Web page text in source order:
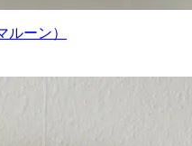
ルーン）